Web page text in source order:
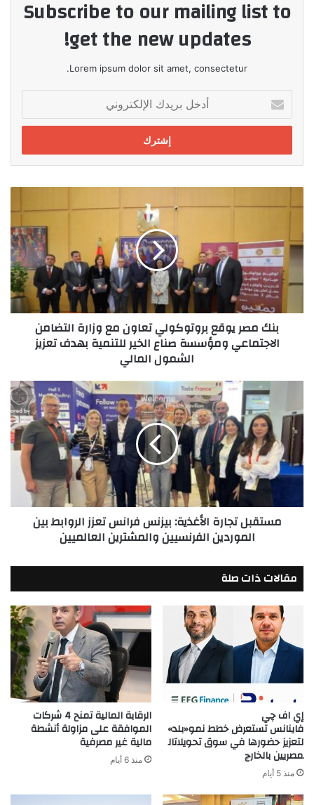
Subscribe to our mailing list to
get the new updates!
Lorem ipsum dolor sit amet, consectetur.
بريدك
الإلكتروني
مصر
بروتوكولي
تعاون
وزارة
التضامن
الاجتماعي
ومؤسسة
بهدف
الشمول
المالي
بنك مصر يوقع بروتوكولي تعاون مع وزارة التضامن
الاجتماعي ومؤسسة صناع الخير للتنمية بهدف تعزيز
الشمول المالي
الأغذية:
بيزنس
فرانس
تعزز
الروابط
الموردين
الفرنسيينمستقبل تجارة الأغذية: بيزنس فرانس تعزز الروابط بين
الموردين الفرنسيين والمشترين العالميين
مقالات ذات صلة
إي اف چي
فاينانس تستعرض خطط نمو«بلد»
لتعزيز حضورها في سوق تحويلاتال
مصريين بالخارج
منذ 5 أيام
الرقابة المالية تمنح 4 شركات
الموافقة على مزاولة أنشطة
مالية غير مصرفية
منذ 6 أيام